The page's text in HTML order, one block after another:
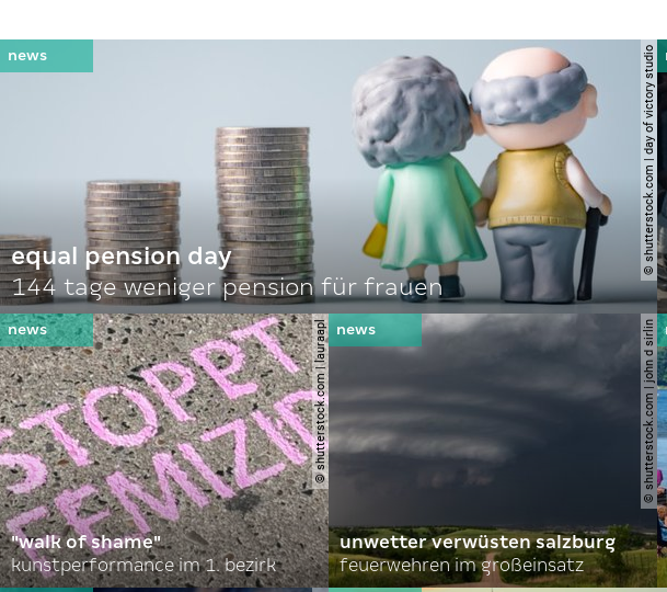
© shutterstock.com | day of victory studio
equal pension day
144 tage weniger pension für frauen
© shutterstock.com | lauraapl
"walk of shame"
kunstperformance im 1. bezirk
© shutterstock.com | john d sirlin
unwetter verwüsten salzburg
feuerwehren im großeinsatz